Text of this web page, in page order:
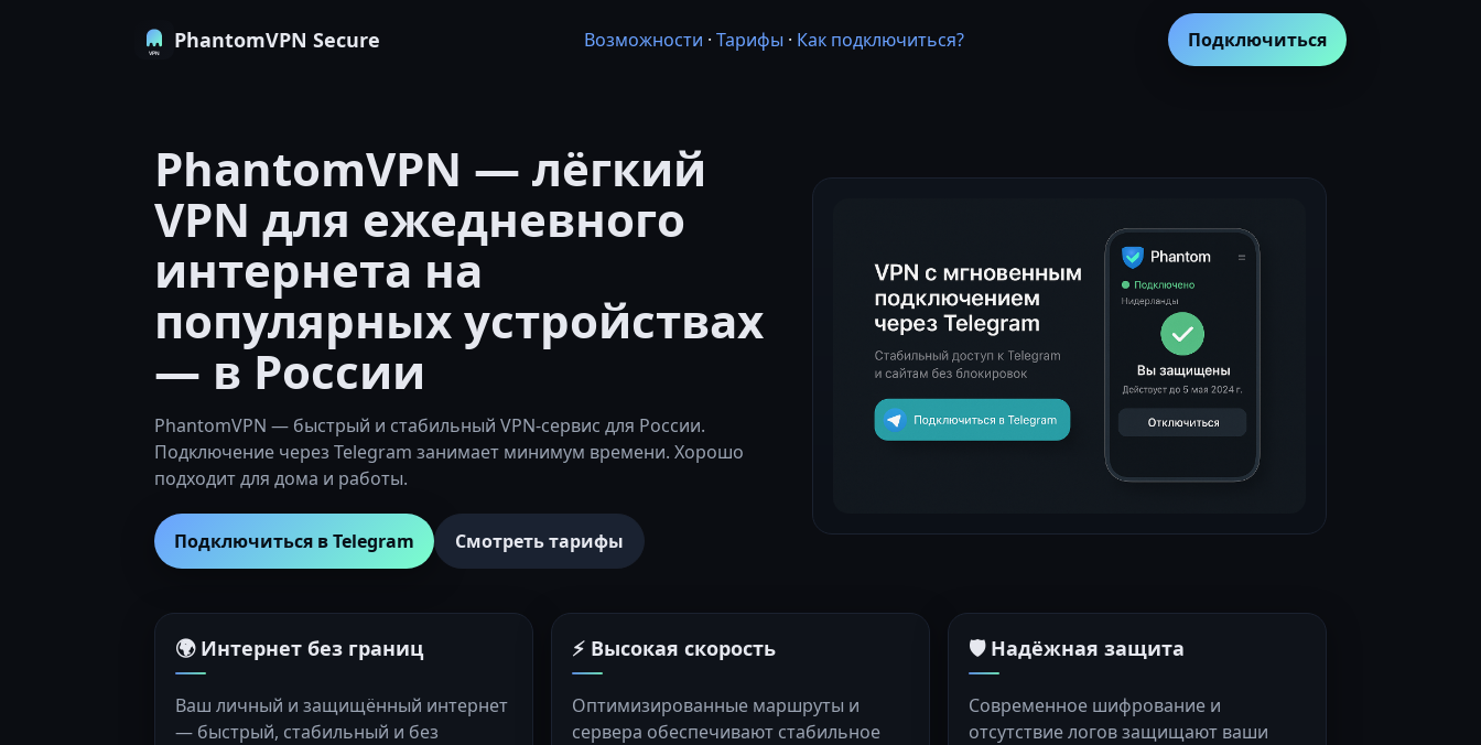
PhantomVPN Secure Возможности · Тарифы · Как подключиться? Подключиться
PhantomVPN — лёгкий
VPN для ежедневного
интернета на
популярных устройствах
— в России
PhantomVPN — быстрый и стабильный VPN-сервис для России.
Подключение через Telegram занимает минимум времени. Хорошо
подходит для дома и работы.
Подключиться в Telegram Смотреть тарифы
🌍 Интернет без границ
Ваш личный и защищённый интернет
— быстрый, стабильный и без
⚡ Высокая скорость
Оптимизированные маршруты и
сервера обеспечивают стабильное
🛡️ Надёжная защита
Современное шифрование и
отсутствие логов защищают ваши